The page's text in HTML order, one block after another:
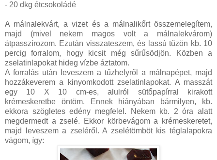
- 20 dkg étcsokoládé
A málnalekvárt, a vizet és a málnalikőrt összemelegítem,
majd (mivel nekem magos volt a málnalekvárom)
átpasszírozom. Ezután visszateszem, és lassú tűzön kb. 10
percig forralom, hogy kicsit még sűrűsödjön. Közben a
zselatinlapokat hideg vízbe áztatom.
A forralás után leveszem a tűzhelyről a málnapépet, majd
hozzákeverem a kinyomkodott zselatinlapokat. A masszát
egy 10 X 10 cm-es, alulról sütőpapírral kirakott
krémeskeretbe öntöm. Ennek hiányában bármilyen, kb.
ekkora szögletes edény megfelel. Nekem kb. 2 óra alatt
megdermedt a zselé. Ekkor körbevágom a krémeskeretet,
majd leveszem a zseléről. A zselétömböt kis téglalapokra
vágom, így: